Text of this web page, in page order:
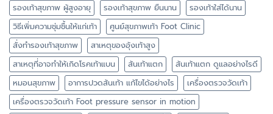
รองเท้าสุขภาพ ผู้สูงอายุ
รองเท้าสุขภาพ ยืนนาน
รองเท้าใส่ได้นาน
วิธีเพิ่มความชุ่มชื้นให้แก่เท้า
ศูนย์สุขภาพเท้า Foot Clinic
สั่งทำรองเท้าสุขภาพ
สาเหตุของอุ้งเท้าสูง
สาเหตุที่อาจทำให้เกิดโรคเท้าแบน
ส้นเท้าแตก
ส้นเท้าแตก ดูแลอย่างไรดี
หมอนสุขภาพ
อาการปวดส้นเท้า แก้ไขได้อย่างไร
เครื่องตรวจวัดเท้า
เครื่องตรวจวัดเท้า Foot pressure sensor in motion